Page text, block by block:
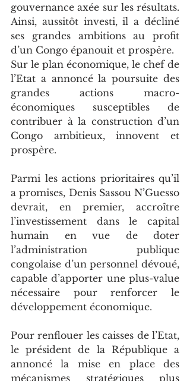
gouvernance axée sur les résultats.
Ainsi, aussitôt investi, il a décliné
ses grandes ambitions au profit
d’un Congo épanouit et prospère.
Sur le plan économique, le chef de
l’Etat a annoncé la poursuite des
grandes actions macro-
économiques susceptibles de
contribuer à la construction d’un
Congo ambitieux, innovent et
prospère.
Parmi les actions prioritaires qu’il
a promises, Denis Sassou N’Guesso
devrait, en premier, accroître
l’investissement dans le capital
humain en vue de doter
l’administration publique
congolaise d’un personnel dévoué,
capable d’apporter une plus-value
nécessaire pour renforcer le
développement économique.
Pour renflouer les caisses de l’Etat,
le président de la République a
annoncé la mise en place des
mécanismes stratégiques plus